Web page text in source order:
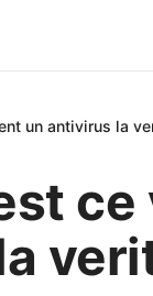
un antivirus la